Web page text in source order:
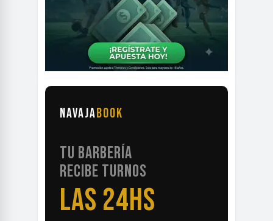
NAVAJABOOK
TU BARBERÍA
RECIBE TURNOS
LAS 24HS